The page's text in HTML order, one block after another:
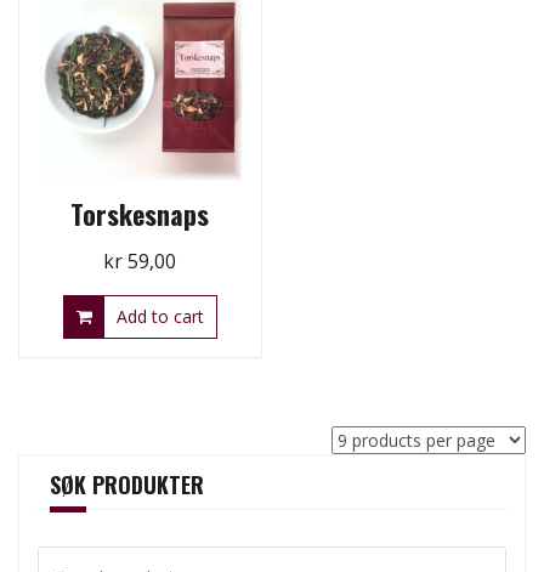
Torskesnaps
kr59,00
Add to cart
SØK PRODUKTER